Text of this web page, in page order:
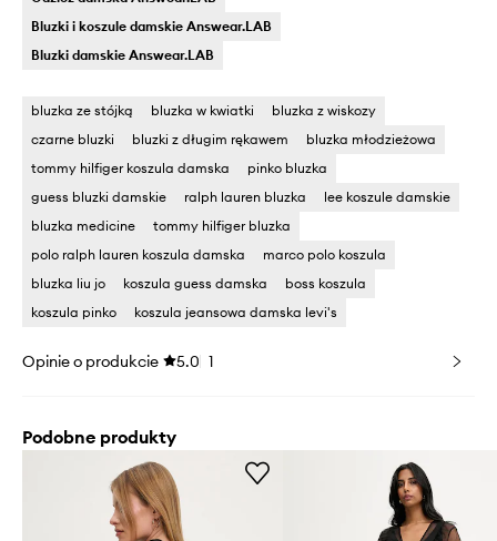
Bluzki i koszule damskie Answear.LAB
Bluzki damskie Answear.LAB
bluzka ze stójką bluzka w kwiatki
bluzka z wiskozy
czarne bluzki
bluzki z długim rękawem
bluzka młodzieżowa
tommy hilfiger koszula damska
pinko bluzka
guess bluzki damskie
ralph lauren bluzka
lee koszule damskie
bluzka medicine
tommy hilfiger bluzka
polo ralph lauren koszula damska
marco polo koszula
bluzka liu jo
koszula guess damska
boss koszula
koszula pinko
koszula jeansowa damska levi's
Opinie o produkcie 5.0 1
Podobne produkty